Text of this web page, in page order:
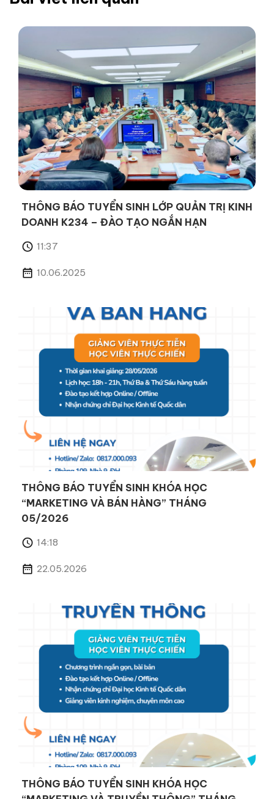
THÔNG BÁO TUYỂN SINH LỚP QUẢN TRỊ KINH
DOANH K234 – ĐÀO TẠO NGẮN HẠN
11:37
10.06.2025
THÔNG BÁO TUYỂN SINH KHÓA HỌC
“MARKETING VÀ BÁN HÀNG” THÁNG
05/2026
14:18
22.05.2026
THÔNG BÁO TUYỂN SINH KHÓA HỌC